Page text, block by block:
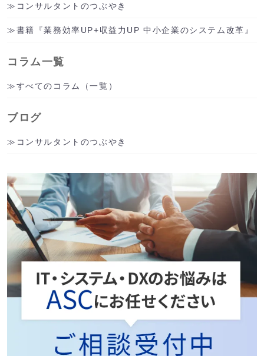
コンサルタントのつぶやき
書籍『業務効率UP+収益力UP 中小企業のシステム改革』
コラム一覧
すべてのコラム（一覧）
ブログ
コンサルタントのつぶやき